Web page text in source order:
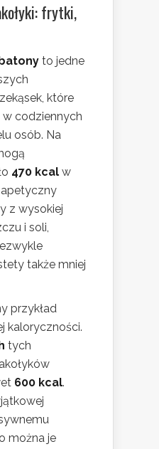
frytki,
to jedne
które
codziennych
osób. Na
470 kcal w
apetyczny
z wysokiej
i soli,
także mniej
przykład
kaloryczności.
tych
600 kcal.
można je